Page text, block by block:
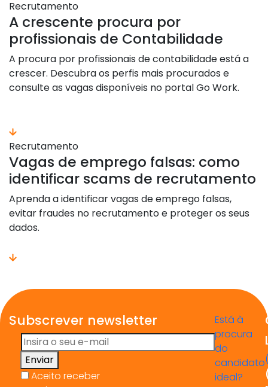
Recrutamento
A crescente procura por
profissionais de Contabilidade
A procura por profissionais de contabilidade está a
crescer. Descubra os perfis mais procurados e
consulte as vagas disponíveis no portal Go Work.
Recrutamento
Vagas de emprego falsas: como
identificar scams de recrutamento
Aprenda a identificar vagas de emprego falsas,
evitar fraudes no recrutamento e proteger os seus
dados.
Subscrever newsletter
Enviar
Aceito receber
Está à
procura
do
candidato
ideal?